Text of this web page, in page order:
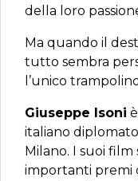
della loro
Ma quando il
tutto sembra
l’unico
Giuseppe Isoni
italiano
Milano. I suoi
importanti premi